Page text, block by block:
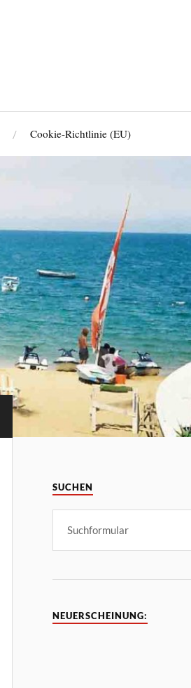
Cookie-Richtlinie (EU)
SUCHEN
NEUERSCHEINUNG: